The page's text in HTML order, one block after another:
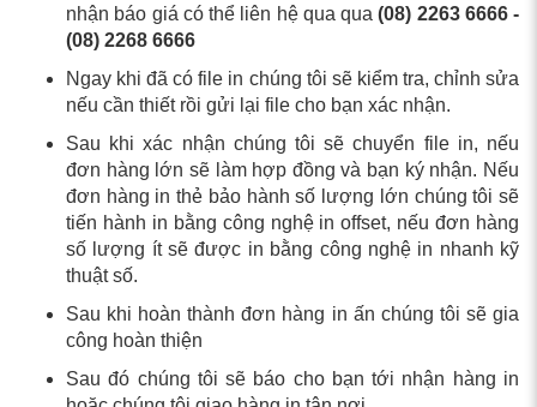
nhận báo giá có thể liên hệ qua qua(08) 2263 6666 -
(08) 2268 6666
Ngay khi đã có file in chúng tôi sẽ kiểm tra, chỉnh sửa
nếu cần thiết rồi gửi lại file cho bạn xác nhận.
Sau khi xác nhận chúng tôi sẽ chuyển file in, nếu
đơn hàng lớn sẽ làm hợp đồng và bạn ký nhận. Nếu
đơn hàng in thẻ bảo hành số lượng lớn chúng tôi sẽ
tiến hành in bằng công nghệ in offset, nếu đơn hàng
số lượng ít sẽ được in bằng công nghệ in nhanh kỹ
thuật số.
Sau khi hoàn thành đơn hàng in ấn chúng tôi sẽ gia
công hoàn thiện
Sau đó chúng tôi sẽ báo cho bạn tới nhận hàng in